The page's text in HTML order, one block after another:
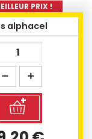
PRIX !
alphacel